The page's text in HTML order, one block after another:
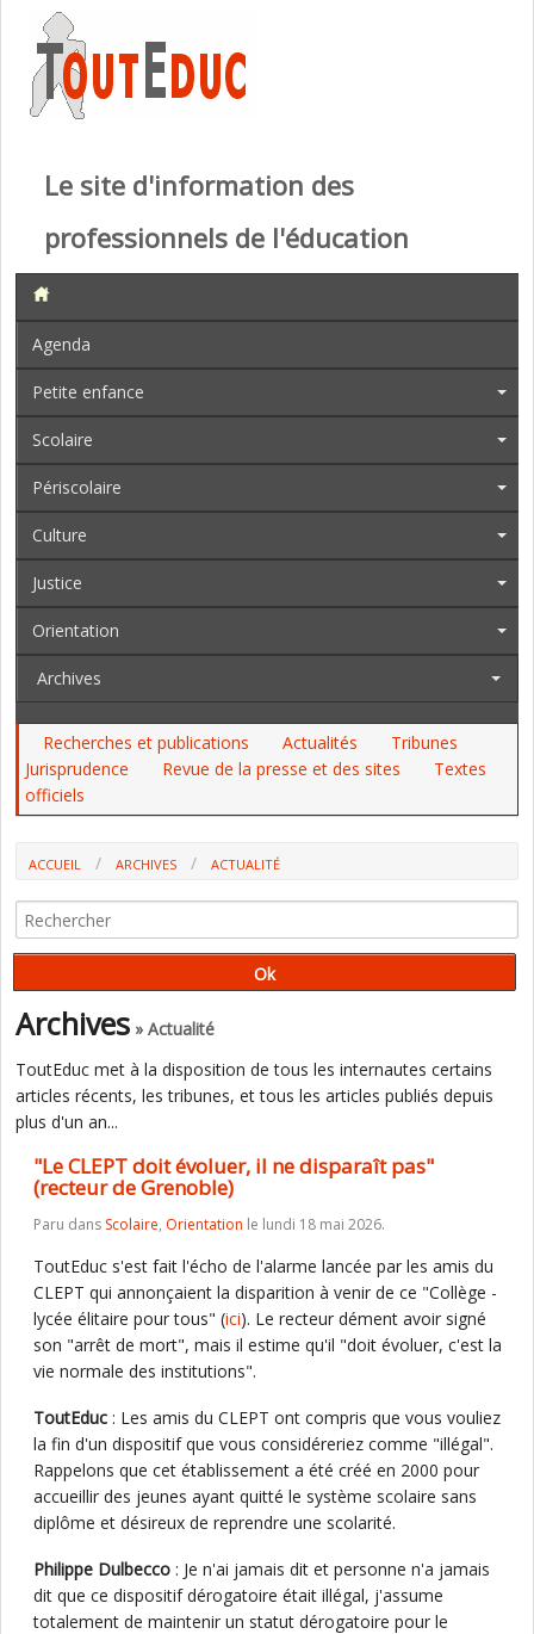
Le site d'information des
professionnels de l'éducation
Agenda
Petite enfance
Scolaire
Périscolaire
Culture
Justice
Orientation
Archives
Recherches et publications Actualités
Tribunes
Jurisprudence
Revue de la presse et des sites
Textes
officiels
ACCUEIL ARCHIVES
ACTUALITÉ
GRENOBLE)
Archives » Actualité
ToutEduc met à la disposition de tous les internautes certains
articles récents, les tribunes, et tous les articles publiés depuis
plus d'un an...
"Le CLEPT doit évoluer, il ne disparaît pas"
(recteur de Grenoble)
Paru dans Scolaire, Orientation le lundi 18 mai 2026.
ToutEduc s'est fait l'écho de l'alarme lancée par les amis du
CLEPT qui annonçaient la disparition à venir de ce "Collège -
lycée élitaire pour tous" (ici). Le recteur dément avoir signé
son "arrêt de mort", mais il estime qu'il "doit évoluer, c'est la
vie normale des institutions".
ToutEduc : Les amis du CLEPT ont compris que vous vouliez
la fin d'un dispositif que vous considéreriez comme "illégal".
Rappelons que cet établissement a été créé en 2000 pour
accueillir des jeunes ayant quitté le système scolaire sans
diplôme et désireux de reprendre une scolarité.
Philippe Dulbecco : Je n'ai jamais dit et personne n'a jamais
dit que ce dispositif dérogatoire était illégal, j'assume
totalement de maintenir un statut dérogatoire pour le